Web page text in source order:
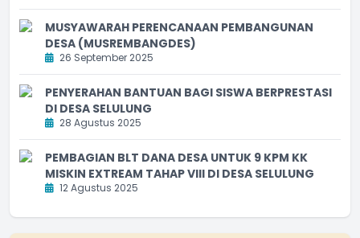
MUSYAWARAH PERENCANAAN PEMBANGUNAN
DESA (MUSREMBANGDES)
26 September 2025
PENYERAHAN BANTUAN BAGI SISWA BERPRESTASI
DI DESA SELULUNG
28 Agustus 2025
PEMBAGIAN BLT DANA DESA UNTUK 9 KPM KK
MISKIN EXTREAM TAHAP VIII DI DESA SELULUNG
12 Agustus 2025